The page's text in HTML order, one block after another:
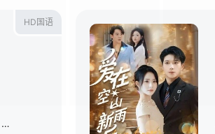
HD国语
由《小车老板》 《双比武》 《送鸡还鸡》 《闹碾房》等四个小节目组成。这些节目有单出头，二人转拉场戏，用不同的形式，歌唱了东北农村的新人新事新风尚，歌唱了民兵苦练杀敌本领，紧握手中枪和军爱民 民拥军的革命优良传统。